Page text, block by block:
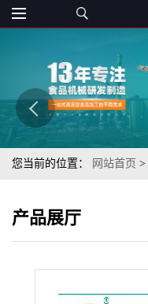
您当前的位置： 网站首页 >
产品展厅